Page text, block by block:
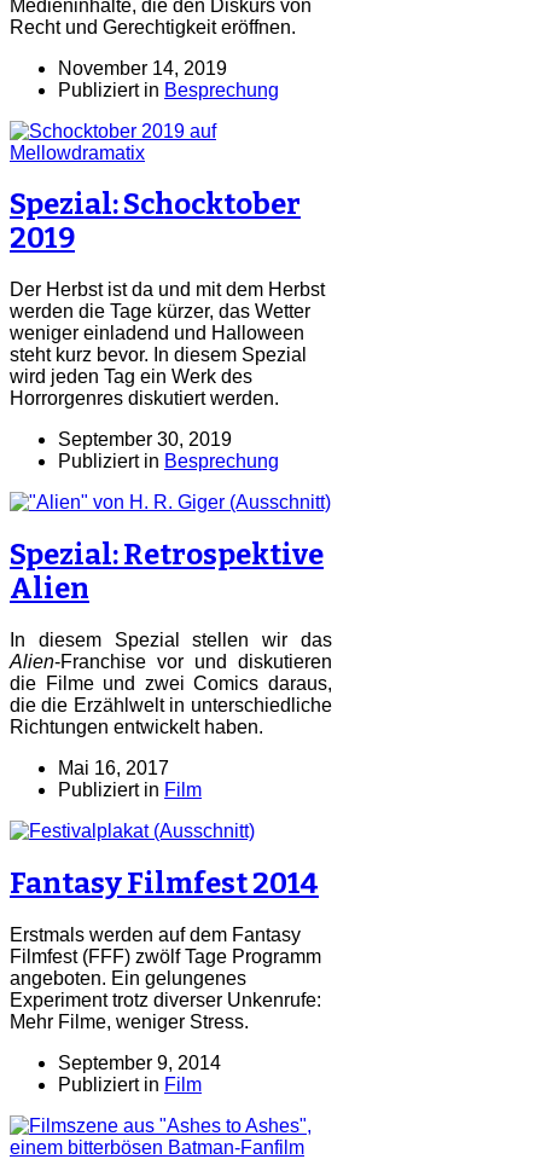
Medieninhalte, die den Diskurs von
Recht und Gerechtigkeit eröffnen.
November 14, 2019
Publiziert in Besprechung
Spezial: Schocktober
2019
Der Herbst ist da und mit dem Herbst
werden die Tage kürzer, das Wetter
weniger einladend und Halloween
steht kurz bevor. In diesem Spezial
wird jeden Tag ein Werk des
Horrorgenres diskutiert werden.
September 30, 2019
Publiziert in Besprechung
Spezial: Retrospektive
Alien
In diesem Spezial stellen wir das
Alien-Franchise vor und diskutieren
die Filme und zwei Comics daraus,
die die Erzählwelt in unterschiedliche
Richtungen entwickelt haben.
Mai 16, 2017
Publiziert in Film
Fantasy Filmfest 2014
Erstmals werden auf dem Fantasy
Filmfest (FFF) zwölf Tage Programm
angeboten. Ein gelungenes
Experiment trotz diverser Unkenrufe:
Mehr Filme, weniger Stress.
September 9, 2014
Publiziert in Film